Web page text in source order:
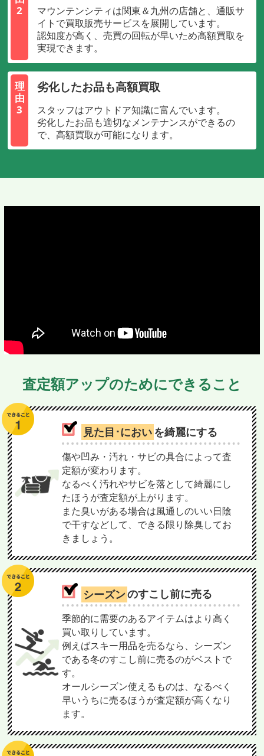
2
マウンテンシティは関東＆九州の店舗と、通販サ
イトで買取販売サービスを展開しています。
認知度が高く、売買の回転が早いため高額買取を
実現できます。
理
由
3
劣化したお品も高額買取
スタッフはアウトドア知識に富んでいます。
劣化したお品も適切なメンテナンスができるの
で、高額買取が可能になります。
査定額アップのためにできること
見た目･におい を綺麗にする
傷や凹み・汚れ・サビの具合によって査
定額が変わります。
なるべく汚れやサビを落として綺麗にし
たほうが査定額が上がります。
また臭いがある場合は風通しのいい日陰
で干すなどして、できる限り除臭してお
きましょう。
シーズンのすこし前に売る
季節的に需要のあるアイテムはより高く
買い取りしています。
例えばスキー用品を売るなら、シーズン
である冬のすこし前に売るのがベストで
す。
オールシーズン使えるものは、なるべく
早いうちに売るほうが査定額が高くなり
ます。